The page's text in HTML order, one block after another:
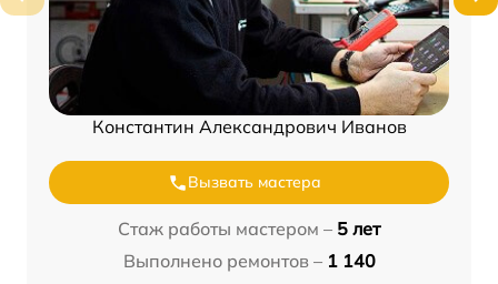
Константин Александрович Иванов
Вызвать мастера
Стаж работы мастером – 5 лет
Выполнено ремонтов – 1 140